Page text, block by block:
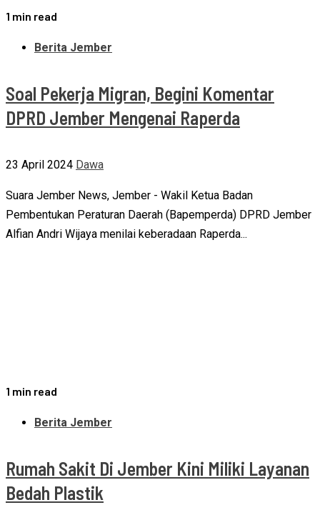
1 min read
Berita Jember
Soal Pekerja Migran, Begini Komentar
DPRD Jember Mengenai Raperda
23 April 2024 Dawa
Suara Jember News, Jember - Wakil Ketua Badan
Pembentukan Peraturan Daerah (Bapemperda) DPRD Jember
Alfian Andri Wijaya menilai keberadaan Raperda...
1 min read
Berita Jember
Rumah Sakit Di Jember Kini Miliki Layanan
Bedah Plastik